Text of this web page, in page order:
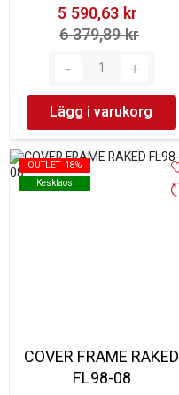
5 590,63 kr‎
6 379,89 kr‎
Lägg i varukorg
OUTLET -18%
Kesklaos
OUTLET -18%
Kesklaos
COVER FRAME RAKED
FL98-08